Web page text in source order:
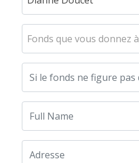
Fonds que vous donnez à